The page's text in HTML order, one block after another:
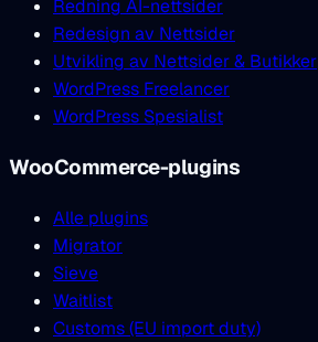
Redning AI-nettsider
Redesign av Nettsider
Utvikling av Nettsider & Butikker
WordPress Freelancer
WordPress Spesialist
WooCommerce-plugins
Alle plugins
Migrator
Sieve
Waitlist
Customs (EU import duty)